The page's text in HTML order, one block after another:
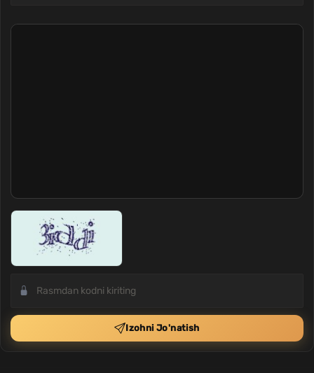
Izohni Jo'natish